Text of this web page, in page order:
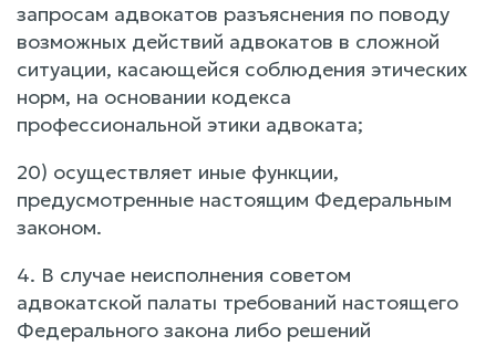
запросам адвокатов разъяснения по поводу
возможных действий адвокатов в сложной
ситуации, касающейся соблюдения этических
норм, на основании кодекса
профессиональной этики адвоката;
20) осуществляет иные функции,
предусмотренные настоящим Федеральным
законом.
4. В случае неисполнения советом
адвокатской палаты требований настоящего
Федерального закона либо решений